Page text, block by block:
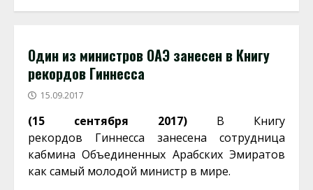
Один из министров ОАЭ занесен в Книгу
рекордов Гиннесса
15.09.2017
(15 сентября 2017) В Книгу
рекордов Гиннесса занесена сотрудница
кабмина Объединенных Арабских Эмиратов
как самый молодой министр в мире.